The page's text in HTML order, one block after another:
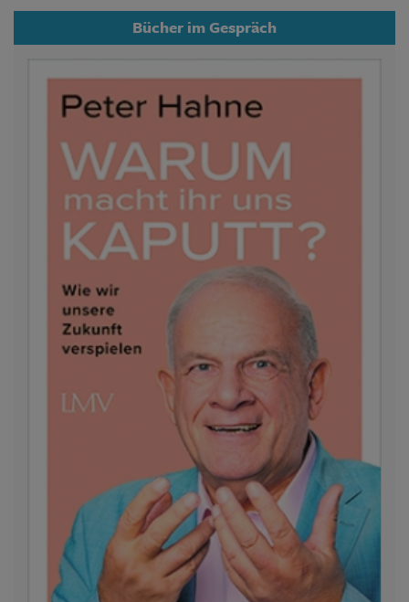
Bücher im Gespräch